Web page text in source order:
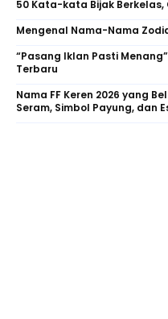
50 Kata-kata Bijak
Mengenal Nama-Nama
“Pasang Iklan Pasti
Terbaru
Nama FF Keren 2026 yang
Seram, Simbol Payung, dan